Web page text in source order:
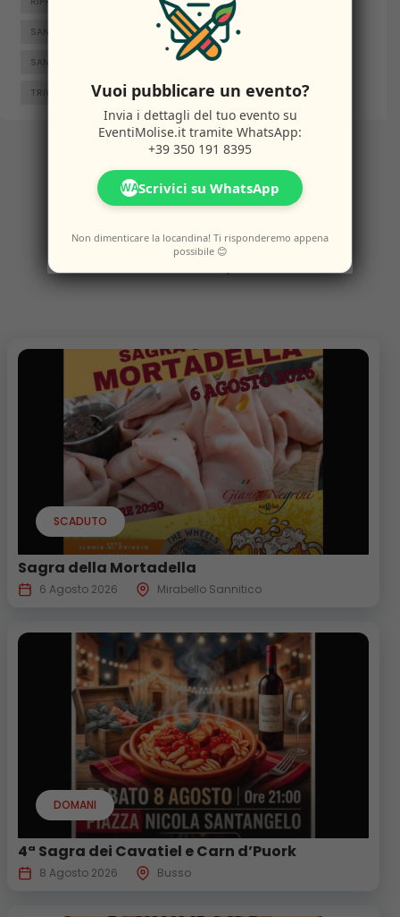
SAN GIACOMO DEGLI SCHIAVONI SAN MASSIMO
SANTA CROCE DI MAGLIANO SEPINO
TRIVENTO VENAFRO VINCHIATURO
AltriEventi
SCADUTO
Sagra della Mortadella
6 Agosto 2026 Mirabello Sannitico
DOMANI
4ª Sagra dei Cavatiel e Carn d’Puork
8 Agosto 2026 Busso
Vuoi pubblicare un evento?
Invia i dettagli del tuo evento su
EventiMolise.it tramite WhatsApp:
+39 350 191 8395
WAScrivici su WhatsApp
Non dimenticare la locandina! Ti risponderemo appena
possibile 😊